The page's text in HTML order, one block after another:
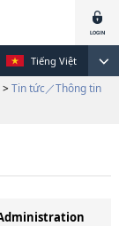
Tiếng Việt
> Tin tức／Thông tin